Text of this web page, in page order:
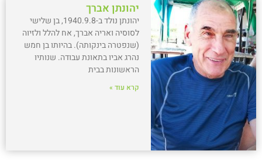
יהונתן אברך
יהונתן נולד ב-1940.9.8, בן שלישי
לסוסיה ואריה אברך, אח להלל ולזיוה
(שנפטרה בינקותה). בהיותו בן חמש
נהרג אביו בתאונת עבודה. שנותיו
הראשונות בבית
קרא עוד »